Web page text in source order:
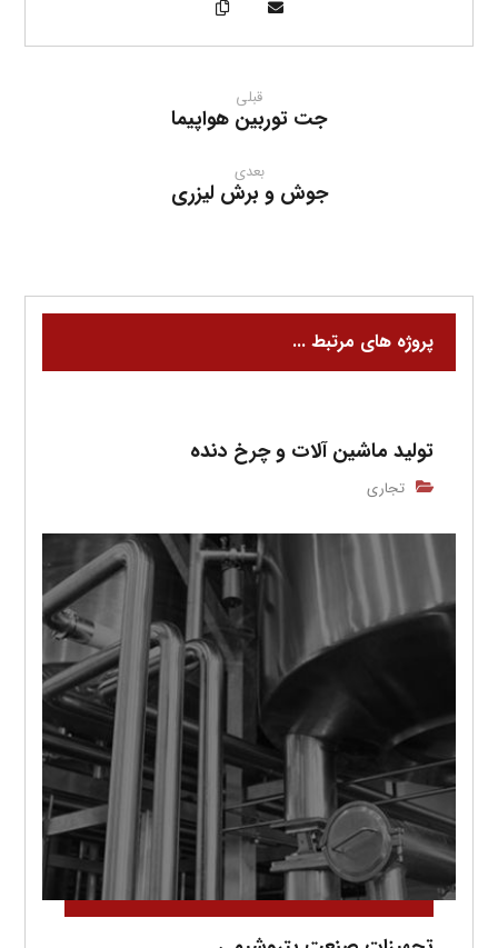
قبلی
جت توربین هواپیما
بعدی
جوش و برش لیزری
پروژه های مرتبط ...
تولید ماشین آلات و چرخ دنده
تجاری